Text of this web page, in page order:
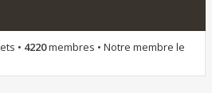
• 4220membres • Notre membre le